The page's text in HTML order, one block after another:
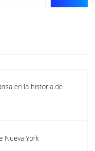
en la historia de
Nueva York